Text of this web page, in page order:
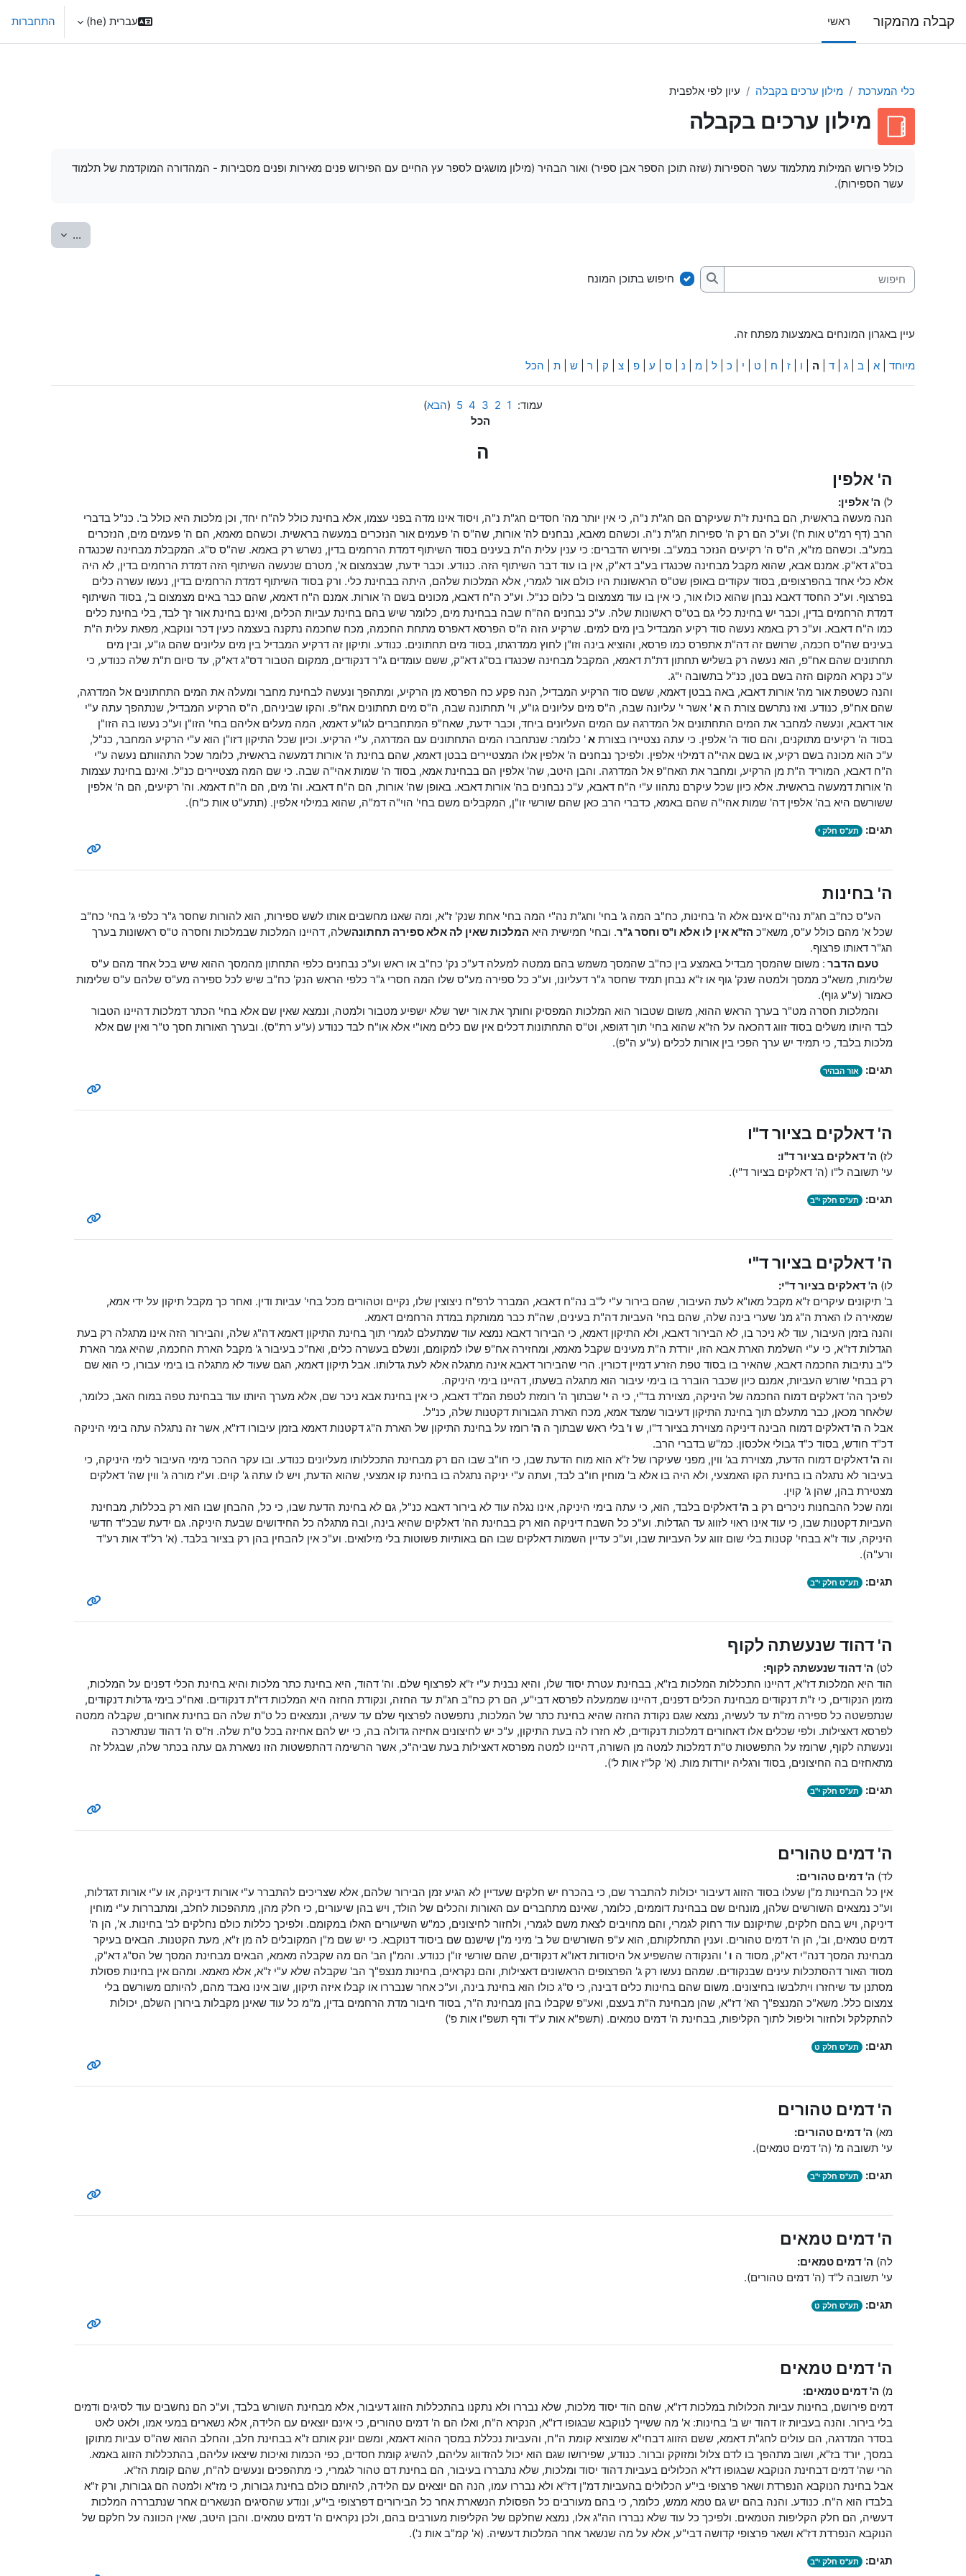
קבלה מהמקור ראשי עברית ‎(he)‎ התחברות
כלי המערכת מילון ערכים בקבלה עיון לפי אלפבית
מילון ערכים בקבלה
כולל פירוש המילות מתלמוד עשר הספירות (שזה תוכן הספר אבן ספיר) ואור הבהיר (מילון מושגים לספר עץ החיים עם הפירוש פנים מאירות ופנים מסבירות - המהדורה המוקדמת של תלמוד
עשר הספירות).
... יצוא מונחים
חיפוש
חיפוש
חיפוש בתוכן המונח
עיין באגרון המונחים באמצעות מפתח זה.
מיוחד א ב ג ד ה ו ז ח ט י כ ל מ נ ס ע פ צ ק ר ש ת הכל
עמוד: 1
2
3
4
5
(הבא)
הכל
ה
ה' אלפין
ל) ה' אלפין:
הנה מעשה בראשית, הם בחינת ז"ת שעיקרם הם חג"ת נ"ה, כי אין יותר מה' חסדים חג"ת נ"ה, ויסוד אינו מדה בפני עצמו, אלא בחינת כולל לה"ח יחד, וכן מלכות היא כולל ב'. כנ"ל בדברי
הרב (דף רמ"ט אות ח') וע"כ הם רק ה' ספירות חג"ת נ"ה. וכשהם מאבא, נבחנים לה' אורות, שה"ס ה' פעמים אור הנזכרים במעשה בראשית. וכשהם מאמא, הם ה' פעמים מים, הנזכרים
במע"ב. וכשהם מז"א, ה"ס ה' רקיעים הנזכר במע"ב. ופירוש הדברים: כי ענין עלית ה"ת בעינים בסוד השיתוף דמדת הרחמים בדין, נשרש רק באמא. שה"ס ס"ג. המקבלת מבחינה שכנגדה
בס"ג דא"ק. אמנם אבא, שהוא מקבל מבחינה שכנגדו בע"ב דא"ק, אין בו עוד דבר השיתוף הזה. כנודע. וכבר ידעת, שבצמצום א', מטרם שנעשה השיתוף הזה דמדת הרחמים בדין, לא היה
אלא כלי אחד בהפרצופים, בסוד עקודים באופן שט"ס הראשונות היו כולם אור לגמרי, אלא המלכות שלהם, היתה בבחינת כלי. ורק בסוד השיתוף דמדת הרחמים בדין, נעשו עשרה כלים
בפרצוף. וע"כ החסד דאבא נבחן שהוא כולו אור, כי אין בו עוד מצמצום ב' כלום כנ"ל. וע"כ ה"ח דאבא, מכונים בשם ה' אורות. אמנם ה"ח דאמא, שהם כבר באים מצמצום ב', בסוד השיתוף
דמדת הרחמים בדין, וכבר יש בחינת כלי גם בט"ס ראשונות שלה. ע"כ נבחנים הה"ח שבה בבחינת מים, כלומר שיש בהם בחינת עביות הכלים, ואינם בחינת אור זך לבד, בלי בחינת כלים
כמו ה"ח דאבא. וע"כ רק באמא נעשה סוד רקיע המבדיל בין מים למים. שרקיע הזה ה"ס הפרסא דאפרס מתחת החכמה, מכח שחכמה נתקנה בעצמה כעין דכר ונוקבא, מפאת עלית ה"ת
בעינים שה"ס חכמה, שרושם זה דה"ת אתפרס כמו פרסא, והוציא בינה וזו"ן לחוץ ממדרגתו, בסוד מים תחתונים. כנודע. ותיקון זה דרקיע המבדיל בין מים עליונים שהם גו"ע, ובין מים
תחתונים שהם אח"פ, הוא נעשה רק בשליש תחתון דת"ת דאמא, המקבל מבחינה שכנגדו בס"ג דא"ק, ששם עומדים ג"ר דנקודים, ממקום הטבור דס"ג דא"ק, עד סיום ת"ת שלה כנודע, כי
ע"כ נקרא המקום הזה בשם בטן, כנ"ל בתשובה י"ג.
והנה כשטפת אור מה' אורות דאבא, באה בבטן דאמא, ששם סוד הרקיע המבדיל, הנה פקע כח הפרסא מן הרקיע, ומתהפך ונעשה לבחינת מחבר ומעלה את המים התחתונים אל המדרגה,
שהם אח"פ, כנודע. ואז נתרשם צורת הא' אשר י' עליונה שבה, ה"ס מים עליונים גו"ע, וי' תחתונה שבה, ה"ס מים תחתונים אח"פ. והקו שביניהם, ה"ס הרקיע המבדיל, שנתהפך עתה ע"י
אור דאבא, ונעשה למחבר את המים התחתונים אל המדרגה עם המים העליונים ביחד, וכבר ידעת, שאח"פ המתחברים לגו"ע דאמא, המה מעלים אליהם בחי' הזו"ן וע"כ נעשו בה הזו"ן
בסוד ה' רקיעים מתוקנים, והם סוד ה' אלפין. כי עתה נצטיירו בצורתא' כלומר: שנתחברו המים התחתונים עם המדרגה, ע"י הרקיע. וכיון שכל התיקון דזו"ן הוא ע"י הרקיע המחבר, כנ"ל,
ע"כ הוא מכונה בשם רקיע, או בשם אהי"ה דמילוי אלפין. ולפיכך נבחנים ה' אלפין אלו המצטיירים בבטן דאמא, שהם בחינת ה' אורות דמעשה בראשית, כלומר שכל התהוותם נעשה ע"י
ה"ח דאבא, המוריד ה"ת מן הרקיע, ומחבר את האח"פ אל המדרגה. והבן היטב, שה' אלפין הם בבחינת אמא, בסוד ה' שמות אהי"ה שבה. כי שם המה מצטיירים כנ"ל. ואינם בחינת עצמות
ה' אורות דמעשה בראשית. אלא כיון שכל עיקרם נתהוו ע"י ה"ח דאבא, ע"כ נבחנים בה' אורות דאבא. באופן שה' אורות, הם ה"ח דאבא. וה' מים, הם ה"ח דאמא. וה' רקיעים, הם ה' אלפין
ששורשם היא בה' אלפין דה' שמות אהי"ה שהם באמא, כדברי הרב כאן שהם שורשי זו"ן, המקבלים משם בחי' הוי"ה דמ"ה, שהוא במילוי אלפין. (תתע"ט אות כ"ח).
תגים:
תע"ס חלק י
ה' בחינות
הע"ס כח"ב חג"ת נהי"ם אינם אלא ה' בחינות, כח"ב המה ג' בחי' וחג"ת נה"י המה בחי' אחת שנק' ז"א, ומה שאנו מחשבים אותו לשש ספירות, הוא להורות שחסר ג"ר כלפי ג' בחי' כח"ב
שכל א' מהם כולל ע"ס, משא"כ הז"א אין לו אלא ו"ס וחסר ג"ר. ובחי' חמישית היא המלכות שאין לה אלא ספירה תחתונהשלה, דהיינו המלכות שבמלכות וחסרה ט"ס ראשונות בערך
הג"ר דאותו פרצוף.
טעם הדבר : משום שהמסך מבדיל באמצע בין כח"ב שהמסך משמש בהם ממטה למעלה דע"כ נק' כח"ב או ראש וע"כ נבחנים כלפי התחתון מהמסך ההוא שיש בכל אחד מהם ע"ס
שלימות, משא"כ ממסך ולמטה שנק' גוף או ז"א נבחן תמיד שחסר ג"ר דעליונו, וע"כ כל ספירה מע"ס שלו המה חסרי ג"ר כלפי הראש הנק' כח"ב שיש לכל ספירה מע"ס שלהם ע"ס שלימות
כאמור (ע"ע גוף).
והמלכות חסרה מט"ר בערך הראש ההוא, משום שטבור הוא המלכות המפסיק וחותך את אור ישר שלא ישפיע מטבור ולמטה, ונמצא שאין שם אלא בחי' הכתר דמלכות דהיינו הטבור
לבד היותו משלים בסוד זווג דהכאה על הז"א שהוא בחי' תוך דגופא, וט"ס התחתונות דכלים אין שם כלים מאו"י אלא או"ח לבד כנודע (ע"ע רת"ס). ובערך האורות חסך ט"ר ואין שם אלא
מלכות בלבד, כי תמיד יש ערך הפכי בין אורות לכלים (ע"ע ה"פ).
תגים:
אור הבהיר
ה' דאלקים בציור ד"ו
לז) ה' דאלקים בציור ד"ו:
עי' תשובה ל"ו (ה' דאלקים בציור ד"י).
תגים:
תע"ס חלק י"ב
ה' דאלקים בציור ד"י
לו) ה' דאלקים בציור ד"י:
ב' תיקונים עיקרים ז"א מקבל מאו"א לעת העיבור, שהם בירור ע"י ל"ב נה"ח דאבא, המברר לרפ"ח ניצוצין שלו, נקיים וטהורים מכל בחי' עביות ודין. ואחר כך מקבל תיקון על ידי אמא,
שמאירה לו הארת ה"ג מנ' שערי בינה שלה, שהם בחי' העביות דה"ת בעינים, שה"ת כבר ממותקת במדת הרחמים דאמא.
והנה בזמן העיבור, עוד לא ניכר בו, לא הבירור דאבא, ולא התיקון דאמא, כי הבירור דאבא נמצא עוד שמתעלם לגמרי תוך בחינת התיקון דאמא דה"ג שלה, והבירור הזה אינו מתגלה רק בעת
הגדלות דז"א, כי ע"י השלמת הארת אבא הזו, יורדת ה"ת מעינים שקבל מאמא, ומחזירה אח"פ שלו למקומם, ונשלם בעשרה כלים, ואח"כ בעיבור ג' מקבל הארת החכמה, שהיא גמר הארת
ל"ב נתיבות החכמה דאבא, שהאיר בו בסוד טפת הזרע דמיין דכורין. הרי שהבירור דאבא אינה מתגלה אלא לעת גדלותו. אבל תיקון דאמא, הגם שעוד לא מתגלה בו בימי עבורו, כי הוא שם
רק בבחי' שורש העביות, אמנם כיון שכבר הוברר בו בימי עיבור הוא מתגלה בשעתו, דהיינו בימי היניקה.
לפיכך הה' דאלקים דמוח החכמה של היניקה, מצוירת בד"י, כי ה י'שבתוך ה' רומזת לטפת המ"ד דאבא, כי אין בחינת אבא ניכר שם, אלא מערך היותו עוד בבחינת טפה במוח האב, כלומר,
שלאחר מכאן, כבר מתעלם תוך בחינת התיקון דעיבור שמצד אמא, מכח הארת הגבורות דקטנות שלה, כנ"ל.
אבל ה ה'דאלקים דמוח הבינה דיניקה מצוירת בציור ד"ו, ש ו'בלי ראש שבתוך ה ה' רומז על בחינת התיקון של הארת ה"ג דקטנות דאמא בזמן עיבורו דז"א, אשר זה נתגלה עתה בימי היניקה
דכ"ד חודש, בסוד כ"ד גבולי אלכסון. כמ"ש בדברי הרב.
וה ה'דאלקים דמוח הדעת, מצוירת בג' ווין, מפני שעיקרו של ז"א הוא מוח הדעת שבו, כי חו"ב שבו הם רק מבחינת התכללותו מעליונים כנודע. ובו עקר ההכר מימי העיבור לימי היניקה, כי
בעיבור לא נתגלה בו בחינת הקו האמצעי, ולא היה בו אלא ב' מוחין חו"ב לבד, ועתה ע"י יניקה נתגלה בו בחינת קו אמצעי, שהוא הדעת, ויש לו עתה ג' קוים. וע"ז מורה ג' ווין שה' דאלקים
מצטירת בהן, שהן ג' קוין.
ומה שכל ההבחנות ניכרים רק ב ה'דאלקים בלבד, הוא, כי עתה בימי היניקה, אינו נגלה עוד לא בירור דאבא כנ"ל, גם לא בחינת הדעת שבו, כי כל, ההבחן שבו הוא רק בכללות, מבחינת
העביות דקטנות שבו, כי עוד אינו ראוי לזווג עד הגדלות. וע"כ כל השבח דיניקה הוא רק בבחינת הה' דאלקים שהיא בינה, ובה מתגלה כל החידושים שבעת היניקה. גם ידעת שבכ"ד חדשי
היניקה, עוד ז"א בבחי' קטנות בלי שום זווג על העביות שבו, וע"כ עדיין השמות דאלקים שבו הם באותיות פשוטות בלי מילואים. וע"כ אין להבחין בהן רק בציור בלבד. (א' רל"ד אות רע"ד
ורע"ה).
תגים:
תע"ס חלק י"ב
ה' דהוד שנעשתה לקוף
לט) ה' דהוד שנעשתה לקוף:
הוד היא המלכות דז"א, דהיינו התכללות המלכות בז"א, בבחינת עטרת יסוד שלו, והיא נבנית ע"י ז"א לפרצוף שלם. וה' דהוד, היא בחינת כתר מלכות והיא בחינת הכלי דפנים על המלכות,
מזמן הנקודים, כי ז"ת דנקודים מבחינת הכלים דפנים, דהיינו שממעלה לפרסא דבי"ע, הם רק כח"ב חג"ת עד החזה, ונקודת החזה היא המלכות דז"ת דנקודים. ואח"כ בימי גדלות דנקודים,
שנתפשטה כל ספירה מז"ת עד לעשיה, נמצא שגם נקודת החזה שהיא בחינת כתר של המלכות, נתפשטה לפרצוף שלם עד עשיה, ונמצאים כל ט"ת שלה הם בחינת אחורים, שקבלה ממטה
לפרסא דאצילות. ולפי שכלים אלו דאחורים דמלכות דנקודים, לא חזרו לה בעת התיקון, ע"כ יש לחיצונים אחיזה גדולה בה, כי יש להם אחיזה בכל ט"ת שלה. וז"ס ה' דהוד שנתארכה
ונעשתה לקוף, שרומז על התפשטות ט"ת דמלכות למטה מן השורה, דהיינו למטה מפרסא דאצילות בעת שביה"כ, אשר הרשימה דהתפשטות הזו נשארת גם עתה בכתר שלה, שבגלל זה
מתאחזים בה החיצונים, בסוד ורגליה יורדות מות. (א' קל"ז אות ל').
תגים:
תע"ס חלק י"ב
ה' דמים טהורים
לד) ה' דמים טהורים:
אין כל הבחינות מ"ן שעלו בסוד הזווג דעיבור יכולות להתברר שם, כי בהכרח יש חלקים שעדיין לא הגיע זמן הבירור שלהם, אלא שצריכים להתברר ע"י אורות דיניקה, או ע"י אורות דגדלות,
וע"כ נמצאים השורשים שלהן, מונחים שם בבחינת דוממים, כלומר, שאינם מתחברים עם האורות והכלים של הולד, ויש בהן שיעורים, כי חלק מהן, מתהפכות לחלב, ומתבררות ע"י מוחין
דיניקה, ויש בהם חלקים, שתיקונם עוד רחוק לגמרי, והם מחויבים לצאת משם לגמרי, ולחזור לחיצונים, כמ"ש השיעורים האלו במקומם. ולפיכך כללות כולם נחלקים לב' בחינות. א', הן ה'
דמים טמאים, וב', הן ה' דמים טהורים. וענין התחלקותם, הוא ע"פ השורשים של ב' מיני מ"ן שישנם שם ביסוד דנוקבא. כי יש שם מ"ן המקובלים לה מן ז"א, מעת הקטנות. הבאים בעיקר
מבחינת המסך דנה"י דא"ק, מסוד ה ו' והנקודה שהשפיע אל היסודות דאו"א דנקודים, שהם שורשי זו"ן כנודע. והמ"ן הב' הם מה שקבלה מאמא, הבאים מבחינת המסך של הס"ג דא"ק,
מסוד האור דהסתכלות עינים שבנקודים. שמהם נעשו רק ג' הפרצופים הראשונים דאצילות, והם נקראים, בחינות מנצפ"ך הב' שקבלה שלא ע"י ז"א, אלא מאמא. ומהם אין בחינות פסולת
מסתנן עד שיחזרו ויתלבשו בחיצונים. משום שהם בחינות כלים דבינה, כי ס"ג כולו הוא בחינת בינה, וע"כ אחר שנבררו או קבלו איזה תיקון, שוב אינו נאבד מהם, להיותם משורשם בלי
צמצום כלל. משא"כ המנצפ"ך הא' דז"א, שהן מבחינת ה"ת בעצם, ואע"פ שקבלו בהן מבחינת ה"ר, בסוד חיבור מדת הרחמים בדין, מ"מ כל עוד שאינן מקבלות בירורן השלם, יכולות
להתקלקל ולחזור וליפול לתוך הקליפות, בבחינת ה' דמים טמאים. (תשפ"א אות ע"ד ודף תשפ"ו אות פ')
תגים:
תע"ס חלק ט
ה' דמים טהורים
מא) ה' דמים טהורים:
עי' תשובה מ' (ה' דמים טמאים).
תגים:
תע"ס חלק י"ב
ה' דמים טמאים
לה) ה' דמים טמאים:
עי' תשובה ל"ד (ה' דמים טהורים).
תגים:
תע"ס חלק ט
ה' דמים טמאים
מ) ה' דמים טמאים:
דמים פירושם, בחינות עביות הכלולות במלכות דז"א, שהם הוד יסוד מלכות, שלא נבררו ולא נתקנו בהתכללות הזווג דעיבור, אלא מבחינת השורש בלבד, וע"כ הם נחשבים עוד לסיגים ודמים
בלי בירור. והנה בעביות זו דהוד יש ב' בחינות: א' מה ששייך לנוקבא שבגופו דז"א, הנקרא ה"ח, ואלו הם ה' דמים טהורים, כי אינם יוצאים עם הלידה, אלא נשארים במעי אמו, ולאט לאט
בסדר המדרגה, הם עולים לחג"ת דאמא, ששם הזווג דבחי"א שמוציא קומת ה"ח, והעביות נכללת במסך ההוא דאמא, ומשם יונק אותם ז"א בבחינת חלב, והחלב ההוא שה"ס עביות מתוקן
במסך, יורד בז"א, ושוב מתהפך בו לדם צלול ומזוקק וברור. כנודע, שפירושו שגם הוא יכול להזדווג עליהם, להשיג קומת חסדים, כפי הכמות ואיכות שיצאו עליהם, בהתכללות הזווג באמא.
הרי שה' דמים דבחינת הנוקבא שבגופו דז"א הכלולים בעביות דהוד יסוד ומלכות, שלא נתבררו בעיבור, הם בחינת דם טהור לגמרי, כי מתהפכים ונעשים לה"ח, שהם קומת הז"א.
אבל בחינת הנוקבא הנפרדת ושאר פרצופי בי"ע הכלולים בהעביות דמ"ן דז"א ולא נבררו עמו, הנה הם יוצאים עם הלידה, להיותם כולם בחינת גבורות, כי מז"א ולמטה הם גבורות, ורק ז"א
בלבדו הוא ה"ח. כנודע. והנה בהם יש גם טמא ממש, כלומר, כי בהם מעורבים כל הפסולת הנשארת אחר כל הבירורים דפרצופי בי"ע, ונודע שהסיגים הנשארים אחר שנתבררה המלכות
דעשיה, הם חלק הקליפות הטמאים. ולפיכך כל עוד שלא נבררו הה"ג אלו, נמצא שחלקם של הקליפות מעורבים בהם, ולכן נקראים ה' דמים טמאים. והבן היטב, שאין הכוונה על חלקם של
הנוקבא הנפרדת דז"א ושאר פרצופי קדושה דבי"ע, אלא על מה שנשאר אחר המלכות דעשיה. (א' קמ"ב אות נ').
תגים:
תע"ס חלק י"ב